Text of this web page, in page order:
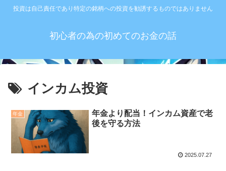
投資は自己責任であり特定の銘柄への投資を勧誘するものではありません
初心者の為の初めてのお金の話
インカム投資
年金
年金より配当！インカム資産で老
後を守る方法
2025.07.27